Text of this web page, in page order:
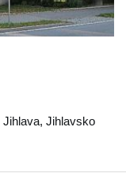
Jihlava, Jihlavsko